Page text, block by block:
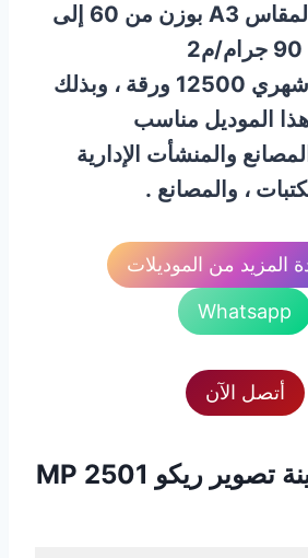
وطباعة أوراق لمقاس A3 بوزن من 60 إلى
90 جرام/م2
ومعدل تصوير شهري 12500 ورقة ، وبذلك
الموديل مناسب
والمنشأت الإدارية
، والمصانع .
المزيد من الموديلات
Whatsapp
أتصل الآن
مواصفات ماكينة تصوير ريكو MP 2501